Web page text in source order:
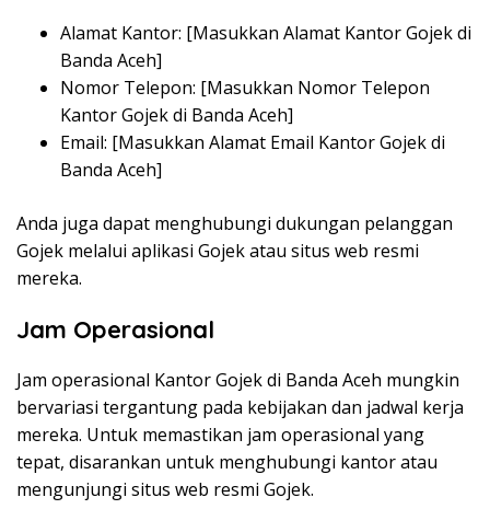
Alamat Kantor: [Masukkan Alamat Kantor Gojek di
Banda Aceh]
Nomor Telepon: [Masukkan Nomor Telepon
Kantor Gojek di Banda Aceh]
Email: [Masukkan Alamat Email Kantor Gojek di
Banda Aceh]
Anda juga dapat menghubungi dukungan pelanggan
Gojek melalui aplikasi Gojek atau situs web resmi
mereka.
Jam Operasional
Jam operasional Kantor Gojek di Banda Aceh mungkin
bervariasi tergantung pada kebijakan dan jadwal kerja
mereka. Untuk memastikan jam operasional yang
tepat, disarankan untuk menghubungi kantor atau
mengunjungi situs web resmi Gojek.